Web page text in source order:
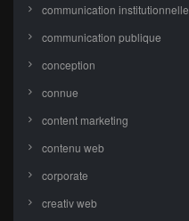
communication institutionnelle
communication publique
conception
connue
content marketing
contenu web
corporate
creativ web